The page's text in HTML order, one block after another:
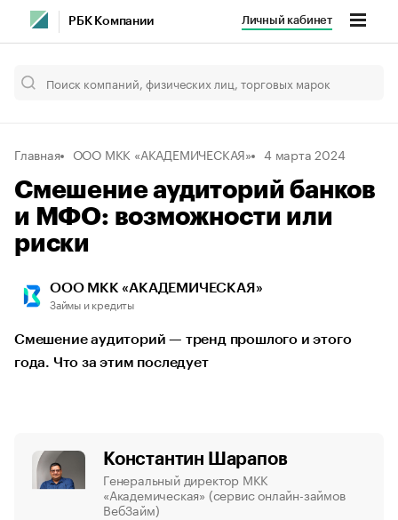
РБК Компании Личный кабинет
Главная ООО МКК «АКАДЕМИЧЕСКАЯ» 4 марта 2024
Смешение аудиторий банков
и МФО: возможности или
риски
ООО МКК «АКАДЕМИЧЕСКАЯ»
Займы и кредиты
Смешение аудиторий — тренд прошлого и этого
года. Что за этим последует
Константин Шарапов
Генеральный директор МКК
«Академическая» (сервис онлайн-займов
ВебЗайм)